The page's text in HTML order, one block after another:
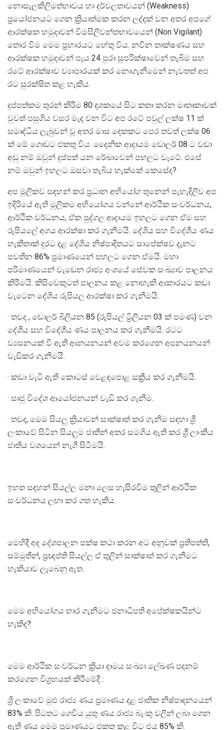
නොසැලකිලිමත්භාවය හා දුර්වලතාවයන් (Weakness)
ප්‍රයෝජනයට ගෙන ක්‍රියාත්මක කරන ලද්දක් වන අතර අපගේ
ආරක්ෂක හමුදාවන් විමසිලිවන්තභාවයෙන් (Non Vigilant)
තොර වීම මෙම ප්‍රහාරයට හේතු විය. නවීන තාක්ෂණය සහ
ආරක්ෂක හමුදාවන් පැය 24 පුරා සුපරික්ෂාවෙන් තැබීම සහ
රටේ ආරක්ෂාව ව්‍යාපාරයක් කර නොගැනීමෙන් නැවතත් අප
රට සුරක්ෂිත කළ හැකිය.
දුප්පත්කම තුරන් කිරීම 80 දශකයේ සිට කතා කරන මාතෘකාවක්
වුවත් පසුගිය වසර මැද වන විට අප රටේ පවුල් ලක්ෂ 11 ක්
සමෘද්ධිය ලැබුවන් වූ අතර මාස දෙකකට පෙර තවත් ලක්ෂ 06
ක් මේ ගොඩට එකතු විය. දෛනික ආදායම ඩොලර් 08 ට වඩා
අඩු නම් ඔවුන් දුප්පත් යන රේඛාවෙන් පහලට වැටේ. එසේ
නම් ඔවුන් ඉහලට ඔසවා තැබිය හැක්කේ කෙසේද?
අප මූලිකව සඳහන් කර ප්‍රධාන අභියෝග තුනෙන් පැහැදිලිව අප
ඉදිරියේ ඇති මුලිකම අභියෝගය වන්නේ ආර්ථික සංවර්ධනය,
ආර්ථික වර්ධනය, ඒක පුද්ගල ආදායම ඉහලට ගෙන ඒම සහ
රුපියලේ අගය ආරක්ෂා කර ගැනීමයි. දේශිය සහ විදේශීය ණය
හැකිතාක් දුරට දළ දේශිය නිෂ්පාදිතයට සාපේක්ෂව දැනට
පවතින 86% ප්‍රමාණයෙන් පහලට ගෙන ඒමයි. මහා
පරිමාණයෙන් වැඩෙන රාජ්‍ය අංශයේ සේවක සංඛ්‍යාව පාලනය
කිරීමයි. කිසිවෙකුටත් පාලනය කළ නොහැකි ආකාරයට කඩා
වැටෙන දේශිය රුපියල ආරක්ෂා කර ගැනීමයි.
· තවද , ඩොලර් බිලියන 85 (රුපියල් ට්‍රිලියන 03 ක් පමණ) වන
දේශීය සහ විදේශීය ණය පාලනය කර ගැනීමයි. රටට
ව්‍යසනයක් වී ඇති ආනයනයන් අවම කරගෙන අපනයනයන්
වැඩිකර ගැනීමයි.
· කඩා වැටි ඇති කොටස් වෙළඳපොළ සක්‍රීය කර ගැනීමයි.
· සෘජු විදේශ ආයෝජනයන් වැඩි කර ගැනීම.
· තවද, මෙම සියලු ක්‍රියාවන් සාක්ෂාත් කර ගැනීම සඳහා ශ්‍රී
ලංකාවේ සිටින සියලුම ජාතීන් අතර සමගිය ඇති කර ශ්‍රී ලාංකීය
ජාතිය වශයෙන් නැගී සිටීමයි.
ඉහත සඳහන් සියල්ල මනා ලෙස හැසිරවීම තුලින් ආර්ථික
සංවර්ධනය ලඟා කර ගත හැකිය.
මෙහිදී අද දේශපාලන පක්ෂ කථා කරන අට අනූවක් ප්‍රතිපත්ති,
සම්මුතීන්, ප්‍රඥප්ති සියල්ල ඒ තුලින් සාක්ෂාත් කර ගැනීමට
හැකියාව ලැබෙනු ඇත.
මෙම අභියෝගය භාර ගැනීමට ජනාධිපති අපේක්ෂකයින්ට
හැකිද?
මෙම ආර්ථික සංවර්ධන ක්‍රියා දාමය සංඛ්‍යා ලේඛණ පදනම්
කරගෙන විග්‍රහයක් කිරීමේදී :
ශ්‍රි ලංකාවේ මුළු රාජ්‍ය ණය ප්‍රමාණය දළ ජාතික නිෂ්පාදනයෙන්
83% කි. පිටතට ගෙවිය යුතු ණය රාජ්‍ය බැංකු වලින් ලබා ගෙන
ඇති ණය මෙම ප්‍රමාණයට එකතු කළ විට එය 85% කි.